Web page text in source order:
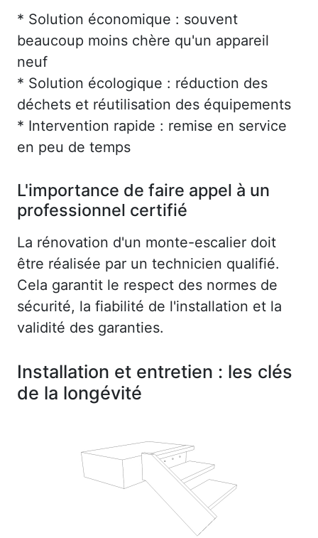
* Solution économique : souvent
beaucoup moins chère qu'un appareil
neuf
* Solution écologique : réduction des
déchets et réutilisation des équipements
* Intervention rapide : remise en service
en peu de temps
L'importance de faire appel à un
professionnel certifié
La rénovation d'un monte-escalier doit
être réalisée par un technicien qualifié.
Cela garantit le respect des normes de
sécurité, la fiabilité de l'installation et la
validité des garanties.
Installation et entretien : les clés
de la longévité